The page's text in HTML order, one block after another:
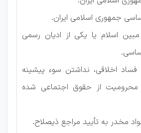
اسلام یا یکی از ادیان رسمی
فساد اخلاقی، نداشتن سوء پیشینه
از حقوق اجتماعی شده